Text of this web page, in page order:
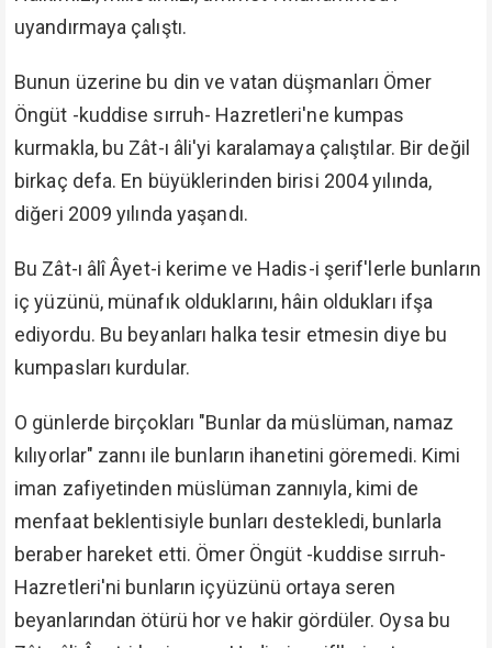
koyuyordu. Allah ve Resul'ünün beyanlarına gerçek
Ancak birçokları bu ayrımı yapamadı. Bunlar iman
zafiyetinden oldu. Bu durum vatanda da büyük
zafiyete yol açtı, büyük zararlara sebep oldu. Bugün
ise herkes lânet okuyor, hain diyor, cehenneme lâyık
görüyor. Ve fakat bugün hâlâ Muhterem Ömer Öngüt -
edemeyenler var. Çünkü onun sadece FETÖ hakkında
değil, bütün bölücüler hakkında beyanları var, onlarla
da mücadele ediyor. Eskiden FETÖ vardı, bugün de
diğer bölücüler var, sahayı bunlar işgal etmiş
durumda. Yine birçokları bunları görmezden geliyor.
Bu sebeple Ömer Öngüt -kuddise sırruh-
Hazretleri'nin bu irşadının, keramet derecesindeki
beyanlarının duyulmasını, itibar edilmesini
engellemeye çalışıyorlar. Çünkü kabul etse rahatı,
menfaati, kurduğu düzen bozulacak.
Binaenaleyh FETÖ artıkları ile olsun, benzer diğer din